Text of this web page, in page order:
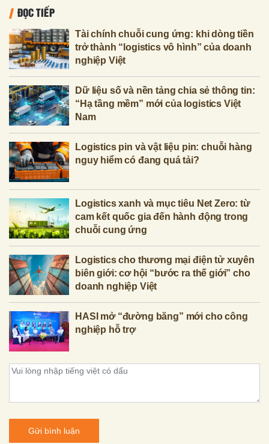
ĐỌC TIẾP
Tài chính chuỗi cung ứng: khi dòng tiền
trở thành “logistics vô hình” của doanh
nghiệp Việt
Dữ liệu số và nền tảng chia sẻ thông tin:
“Hạ tầng mềm” mới của logistics Việt
Nam
Logistics pin và vật liệu pin: chuỗi hàng
nguy hiểm có đang quá tải?
Logistics xanh và mục tiêu Net Zero: từ
cam kết quốc gia đến hành động trong
chuỗi cung ứng
Logistics cho thương mại điện tử xuyên
biên giới: cơ hội “bước ra thế giới” cho
doanh nghiệp Việt
HASI mở “đường băng” mới cho công
nghiệp hỗ trợ
Gửi bình luận